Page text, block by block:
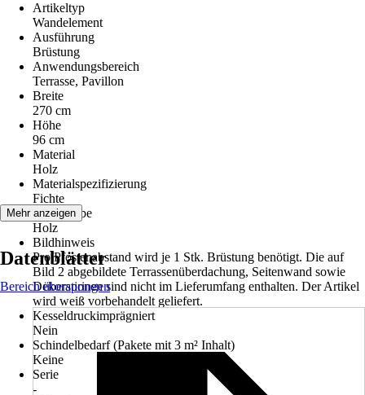
Artikeltyp
Wandelement
Ausführung
Brüstung
Anwendungsbereich
Terrasse, Pavillon
Breite
270 cm
Höhe
96 cm
Material
Holz
Materialspezifizierung
Fichte
Grundfarbe
Holz
Bildhinweis
Pro Pfostenabstand wird je 1 Stk. Brüstung benötigt. Die auf
Bild 2 abgebildete Terrassenüberdachung, Seitenwand sowie
Dekorationen sind nicht im Lieferumfang enthalten. Der Artikel
wird weiß vorbehandelt geliefert.
Kesseldruckimprägniert
Nein
Schindelbedarf (Pakete mit 3 m² Inhalt)
Keine
Serie
-
Mehr anzeigen
Datenblätter
Bereich überspringen